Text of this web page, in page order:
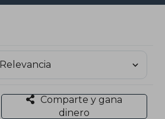
Comparte y gana
dinero